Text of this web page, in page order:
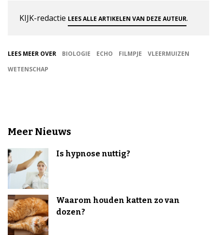
KIJK-redactie LEES ALLE ARTIKELEN VAN DEZE AUTEUR.
LEES MEER OVER BIOLOGIE ECHO FILMPJE
VLEERMUIZEN
WETENSCHAP
Meer Nieuws
Is hypnose nuttig?
Waarom houden katten zo van
dozen?